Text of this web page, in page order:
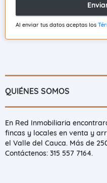
Al enviar tus datos aceptas los
QUIÉNES SOMOS
En Red Inmobiliaria
fincas y locales en venta y
el Valle del Cauca. Más de
Contáctenos: 315 557 7164.